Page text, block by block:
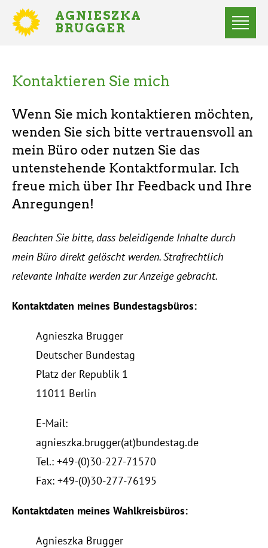
Direkt
zum
Inhalt
AGNIESZKA
BRUGGER
Kontakt
Kontaktieren Sie mich
Wenn Sie mich kontaktieren möchten,
wenden Sie sich bitte vertrauensvoll an
mein Büro oder nutzen Sie das
untenstehende Kontaktformular. Ich
freue mich über Ihr Feedback und Ihre
Anregungen!
Beachten Sie bitte, dass beleidigende Inhalte durch
mein Büro direkt gelöscht werden. Strafrechtlich
relevante Inhalte werden zur Anzeige gebracht.
Kontaktdaten meines Bundestagsbüros:
Agnieszka Brugger
Deutscher Bundestag
Platz der Republik 1
11011 Berlin
E-Mail:
agnieszka.brugger(at)bundestag.de
Tel.: +49-(0)30-227-71570
Fax: +49-(0)30-277-76195
Kontaktdaten meines Wahlkreisbüros:
Agnieszka Brugger